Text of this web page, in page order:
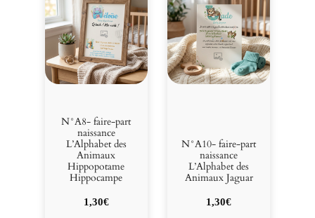
N°A8- faire-part
naissance
L’Alphabet des
Animaux
Hippopotame
Hippocampe
1,30€
N°A10- faire-part
naissance
L’Alphabet des
Animaux Jaguar
1,30€